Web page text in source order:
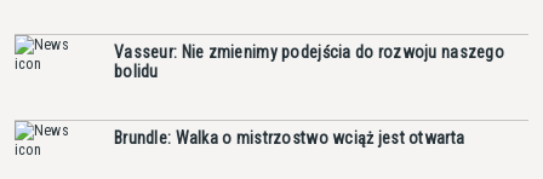
Vasseur: Nie zmienimy podejścia do rozwoju naszego
bolidu
Brundle: Walka o mistrzostwo wciąż jest otwarta